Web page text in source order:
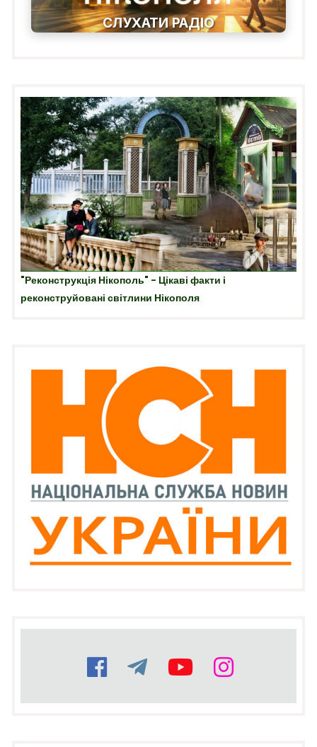
СЛУХАТИ РАДІО
"Реконструкція Нікополь" - Цікаві факти і
реконструйовані світлини Нікополя